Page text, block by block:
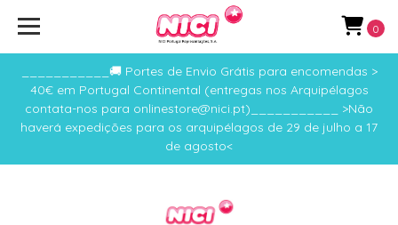
___________🚚 Portes de Envio Grátis para encomendas >
40€ em Portugal Continental (entregas nos Arquipélagos
contata-nos para onlinestore@nici.pt)___________ >Não
haverá expedições para os arquipélagos de 29 de julho a 17
de agosto<
0